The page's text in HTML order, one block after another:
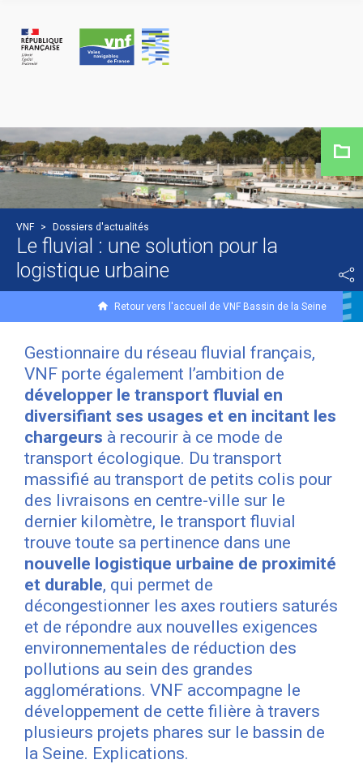
VNF > Dossiers d'actualités
Le fluvial : une solution pour la
logistique urbaine
Retour vers l'accueil de VNF Bassin de la Seine
Gestionnaire du réseau fluvial français,
VNF porte également l’ambition de
développer le transport fluvial en
diversifiant ses usages et en incitant les
chargeurs à recourir à ce mode de
transport écologique. Du transport
massifié au transport de petits colis pour
des livraisons en centre-ville sur le
dernier kilomètre, le transport fluvial
trouve toute sa pertinence dans une
nouvelle logistique urbaine de proximité
et durable, qui permet de
décongestionner les axes routiers saturés
et de répondre aux nouvelles exigences
environnementales de réduction des
pollutions au sein des grandes
agglomérations. VNF accompagne le
développement de cette filière à travers
plusieurs projets phares sur le bassin de
la Seine. Explications.